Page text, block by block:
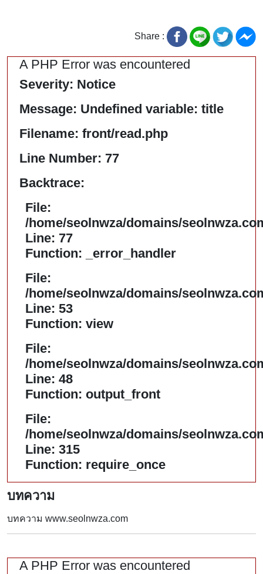
Share :
A PHP Error was encountered
Severity: Notice
Message: Undefined variable: title
Filename: front/read.php
Line Number: 77
Backtrace:
File:
/home/seolnwza/domains/
Line: 77
Function: _error_handler
File:
/home/seolnwza/domains/
Line: 53
Function: view
File:
/home/seolnwza/domains/
Line: 48
Function: output_front
File:
/home/seolnwza/domains/
Line: 315
Function: require_once
บทความ
บทความ www.seolnwza.com
A PHP Error was encountered